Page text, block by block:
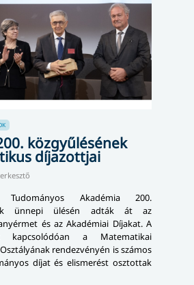
közgyűlésének
díjazottjai
Akadémia 200.
ünnepi ülésén adták át az
és az Akadémiai Díjakat. A
kapcsolódóan a Matematikai
rendezvényén is számos
díjat és elismerést osztottak